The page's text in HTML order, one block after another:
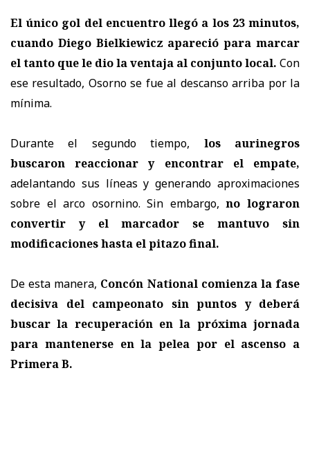
El único gol del encuentro llegó a los 23 minutos,
cuando Diego Bielkiewicz apareció para marcar
el tanto que le dio la ventaja al conjunto local. Con
ese resultado, Osorno se fue al descanso arriba por la
mínima.
Durante el segundo tiempo, los aurinegros
buscaron reaccionar y encontrar el empate,
adelantando sus líneas y generando aproximaciones
sobre el arco osornino. Sin embargo,no lograron
convertir y el marcador se mantuvo sin
modificaciones hasta el pitazo final.
De esta manera, Concón National comienza la fase
decisiva del campeonato sin puntos y deberá
buscar la recuperación en la próxima jornada
para mantenerse en la pelea por el ascenso a
Primera B.